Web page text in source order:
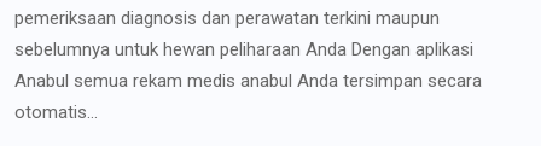
pemeriksaan diagnosis dan perawatan terkini maupun
sebelumnya untuk hewan peliharaan Anda Dengan aplikasi
Anabul semua rekam medis anabul Anda tersimpan secara
otomatis...